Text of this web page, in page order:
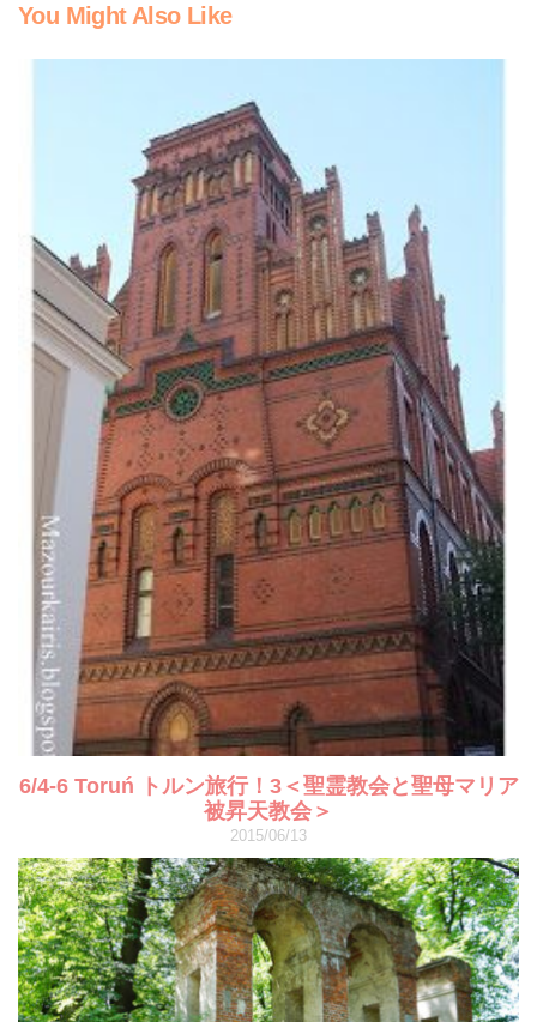
You Might Also Like
6/4-6 Toruń トルン旅行！3＜聖霊教会と聖母マリア
被昇天教会＞
2015/06/13